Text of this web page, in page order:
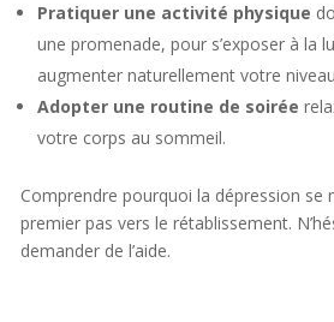
Pratiquer une activité physique
une promenade, pour s’exposer à la
augmenter naturellement votre
Adopter une routine de soirée
votre corps au sommeil.
Comprendre pourquoi la dépression se
premier pas vers le rétablissement.
demander de l’aide.